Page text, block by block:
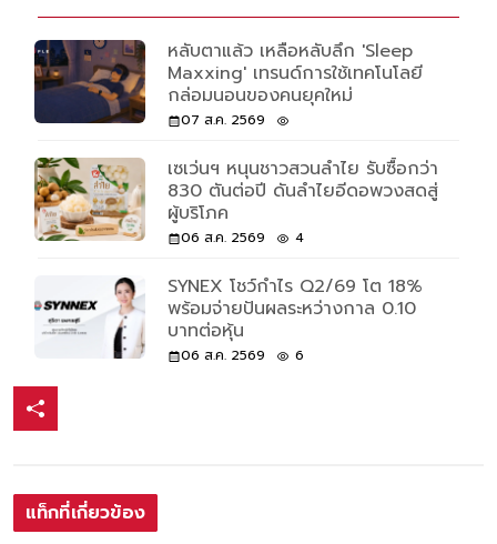
หลับตาแล้ว เหลือหลับลึก 'Sleep
Maxxing' เทรนด์การใช้เทคโนโลยี
กล่อมนอนของคนยุคใหม่
07 ส.ค. 2569
เซเว่นฯ หนุนชาวสวนลำไย รับซื้อกว่า
830 ตันต่อปี ดันลำไยอีดอพวงสดสู่
ผู้บริโภค
06 ส.ค. 2569 4
SYNEX โชว์กำไร Q2/69 โต 18%
พร้อมจ่ายปันผลระหว่างกาล 0.10
บาทต่อหุ้น
06 ส.ค. 2569 6
แท็กที่เกี่ยวข้อง